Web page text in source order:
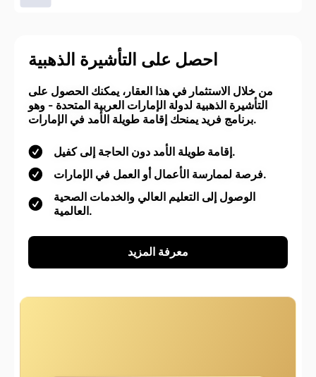
احصل على التأشيرة الذهبية
من خلال الاستثمار في هذا العقار، يمكنك الحصول على
التأشيرة الذهبية لدولة الإمارات العربية المتحدة - وهو
برنامج فريد يمنحك إقامة طويلة الأمد في الإمارات.
إقامة طويلة الأمد دون الحاجة إلى كفيل.
فرصة لممارسة الأعمال أو العمل في الإمارات.
الوصول إلى التعليم العالي والخدمات الصحية
العالمية.
معرفة المزيد